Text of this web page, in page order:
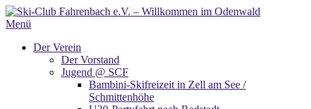
Zum
Inhalt
Menü
Der Verein
Der Vorstand
Jugend @ SCF
Bambini-Skifreizeit in Zell am See /
Schmittenhöhe